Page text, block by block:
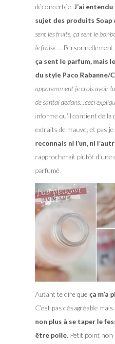
déconcertée. J’ai
sujet des produits Soap
sent les fruits, ça sent le
le frais« …
ça sent le parfum, mais
du style Paco Rabanne/
apparemment je crois avoir
de santal dedans…ceci
informe qu’il contient de la
extraits de mauve, et pas
reconnais ni l’un, ni
rapprocherait plutôt d’une
parfumé.
Autant te dire que ça m’a
C’est pas désagréable
non plus à se taper le
être polie. Petit point non